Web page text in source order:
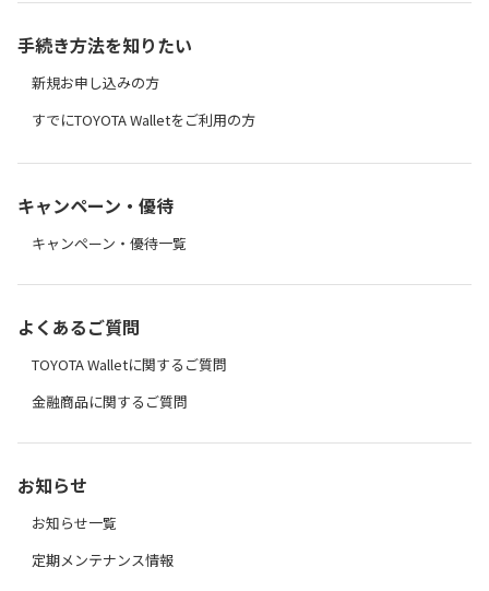
手続き方法を知りたい
新規お申し込みの方
すでにTOYOTA Walletをご利用の方
キャンペーン・優待
キャンペーン・優待一覧
よくあるご質問
TOYOTA Walletに関するご質問
金融商品に関するご質問
お知らせ
お知らせ一覧
定期メンテナンス情報